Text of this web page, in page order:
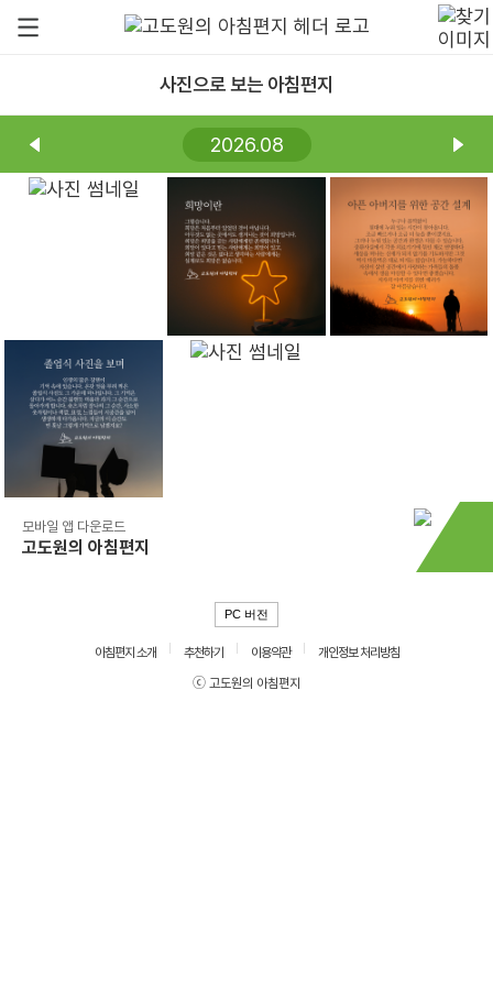
사진으로 보는 아침편지
2026.08
모바일 앱 다운로드
고도원의 아침편지
PC 버전
아침편지 소개 추천하기 이용약관
개인정보 처리방침
ⓒ 고도원의 아침편지